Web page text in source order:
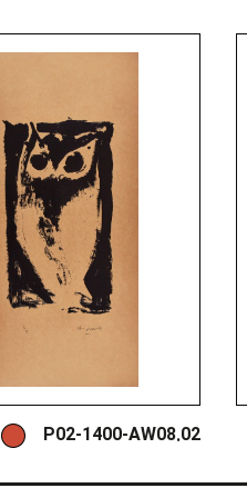
P02-1400-AW08.02